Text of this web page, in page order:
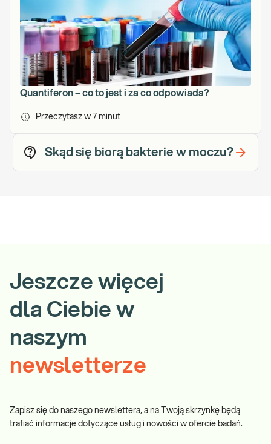
Quantiferon – co to jest i za co odpowiada?
Przeczytasz w 7 minut
Skąd się biorą bakterie w moczu?
Jeszcze więcej
dla Ciebie w
naszym
newsletterze
Zapisz się do naszego newslettera, a na Twoją skrzynkę będą
trafiać informacje dotyczące usług i nowości w ofercie badań.